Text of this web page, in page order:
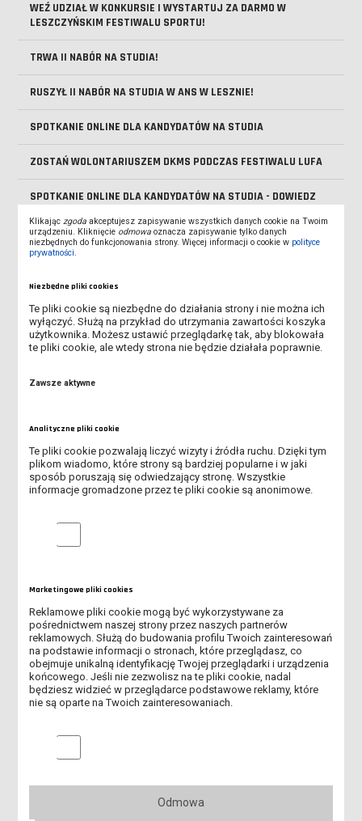
WEŹ UDZIAŁ W KONKURSIE I WYSTARTUJ ZA DARMO W
LESZCZYŃSKIM FESTIWALU SPORTU!
TRWA II NABÓR NA STUDIA!
RUSZYŁ II NABÓR NA STUDIA W ANS W LESZNIE!
SPOTKANIE ONLINE DLA KANDYDATÓW NA STUDIA
ZOSTAŃ WOLONTARIUSZEM DKMS PODCZAS FESTIWALU LUFA
SPOTKANIE ONLINE DLA KANDYDATÓW NA STUDIA - DOWIEDZ
TRWA REKRUTACJA NA STUDIA!
OBOWIĄZEK AKTUALIZACJI MLEGITYMACJI
DOFINANSOWANIE NA ZAKUP SPRZĘTU ELEKTRONICZNEGO -
PROGRAM PFRON
MOŻLIWOŚĆ WYPOŻYCZENIA LEŻAKÓW DLA STUDENTÓW I
WYKŁADOWCÓW
WYKŁADOWCA NA MEDAL 2026 - ZNAMY LAUREATÓW VI EDYCJI
PLEBISCYTU
R.
ANKIETA - ROLA RODZINY I UNIWERSYTETU W
PRZECIWDZIAŁANIU ZACHOWAŃ RYZYKOWNYCH MŁODZIEŻY
AKADEMICKIEJ
STARTUJE VI EDYCJA PLEBISCYTU „WYKŁADOWCA NA MEDAL”!
Klikajączgoda akceptujesz zapisywanie wszystkich danych cookie na Twoim
urządzeniu. Kliknięcie odmowa oznacza zapisywanie tylko danych
niezbędnych do funkcjonowania strony. Więcej informacji o cookie w polityce
prywatności.
Niezbędne pliki cookies
Te pliki cookie są niezbędne do działania strony i nie można ich
wyłączyć. Służą na przykład do utrzymania zawartości koszyka
użytkownika. Możesz ustawić przeglądarkę tak, aby blokowała
te pliki cookie, ale wtedy strona nie będzie działała poprawnie.
Zawsze aktywne
Analityczne pliki cookie
Te pliki cookie pozwalają liczyć wizyty i źródła ruchu. Dzięki tym
plikom wiadomo, które strony są bardziej popularne i w jaki
sposób poruszają się odwiedzający stronę. Wszystkie
informacje gromadzone przez te pliki cookie są anonimowe.
Analityczne pliki cookie
Marketingowe pliki cookies
Reklamowe pliki cookie mogą być wykorzystywane za
pośrednictwem naszej strony przez naszych partnerów
reklamowych. Służą do budowania profilu Twoich zainteresowań
na podstawie informacji o stronach, które przeglądasz, co
obejmuje unikalną identyfikację Twojej przeglądarki i urządzenia
końcowego. Jeśli nie zezwolisz na te pliki cookie, nadal
będziesz widzieć w przeglądarce podstawowe reklamy, które
nie są oparte na Twoich zainteresowaniach.
Marketingowe pliki cookies
Odmowa